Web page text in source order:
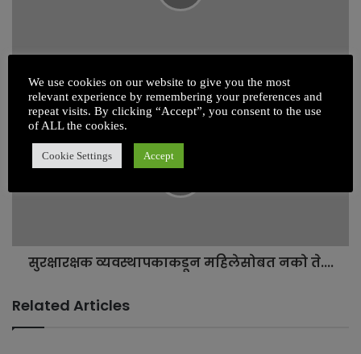
हडपसर रुग्णालय बॉम्ब प्रकरणात ATS ला मोठे यश
सुरक्षारक्षक व्यवस्थापकाकडून महिलेसोबत नको ते....
Related Articles
We use cookies on our website to give you the most
relevant experience by remembering your preferences and
repeat visits. By clicking “Accept”, you consent to the use
of ALL the cookies.
Cookie Settings Accept